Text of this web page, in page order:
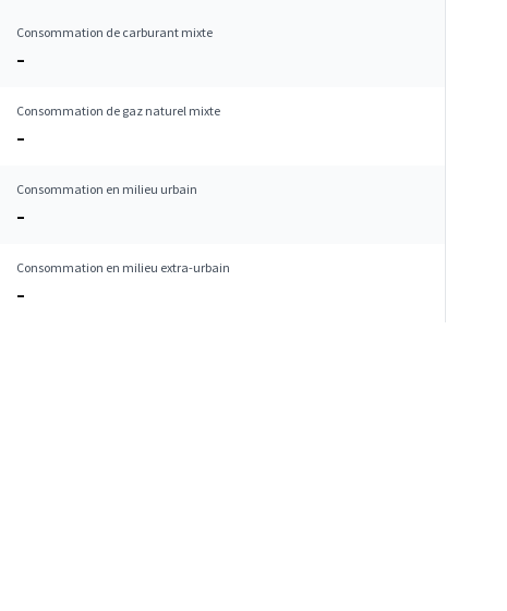
Consommation de carburant mixte
–
Consommation de gaz naturel mixte
–
Consommation en milieu urbain
–
Consommation en milieu extra-urbain
–